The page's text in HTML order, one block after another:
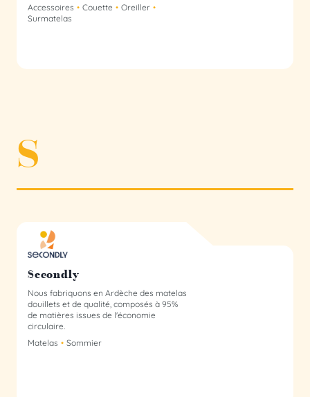
Accessoires
Couette
Oreiller
Surmatelas
S
Secondly - membre du collectif
Secondly
Nous fabriquons en Ardèche des matelas
douillets et de qualité, composés à 95%
de matières issues de l'économie
circulaire.
Matelas
Sommier